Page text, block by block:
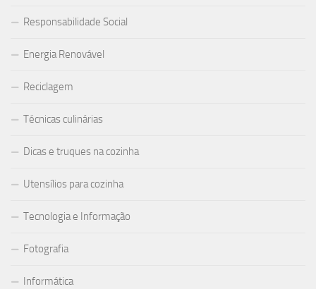
Responsabilidade Social
Energia Renovável
Reciclagem
Técnicas culinárias
Dicas e truques na cozinha
Utensílios para cozinha
Tecnologia e Informação
Fotografia
Informática